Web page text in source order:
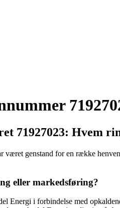
71927023: Hvem
været genstand for en række
eller markedsføring?
Energi i forbindelse med